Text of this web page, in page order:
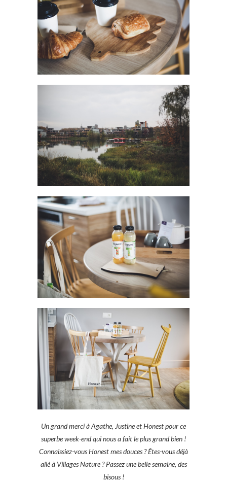
Un grand merci à Agathe, Justine et Honest pour ce
superbe week-end qui nous a fait le plus grand bien !
Connaissiez-vous Honest mes douces ? Êtes-vous déjà
allé à Villages Nature ? Passez une belle semaine, des
bisous !